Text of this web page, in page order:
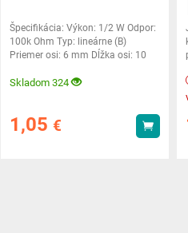
Špecifikácia: Výkon: 1/2 W Odpor:
100k Ohm Typ: lineárne (B)
Priemer osi: 6 mm Dĺžka osi: 10
Skladom 324
1,05 € Kúpiť